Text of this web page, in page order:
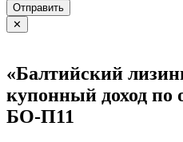
Отправить
✕
«Балтийский
купонный доход по
БО-П11